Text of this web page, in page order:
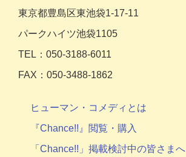
東京都豊島区東池袋1-17-11
パークハイツ池袋1105
TEL：050-3188-6011
FAX：050-3488-1862
ヒューマン・コメディとは
『Chance!!』閲覧・購入
「Chance!!」掲載検討中の皆さまへ